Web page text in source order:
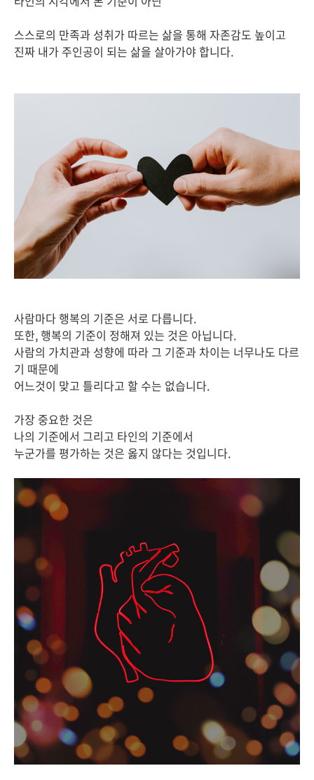
스스로의 만족과 성취가 따르는 삶을 통해 자존감도 높이고
진짜 내가 주인공이 되는 삶을 살아가야 합니다.
사람마다 행복의 기준은 서로 다릅니다.
또한, 행복의 기준이 정해져 있는 것은 아닙니다.
사람의 가치관과 성향에 따라 그 기준과 차이는 너무나도 다르
기 때문에
어느것이 맞고 틀리다고 할 수는 없습니다.
가장 중요한 것은
나의 기준에서 그리고 타인의 기준에서
누군가를 평가하는 것은 옳지 않다는 것입니다.